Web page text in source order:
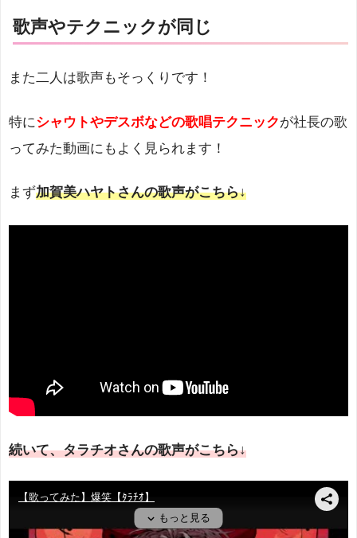
歌声やテクニックが同じ
また二人は歌声もそっくりです！
特にシャウトやデスボなどの歌唱テクニックが社長の歌
ってみた動画にもよく見られます！
まず加賀美ハヤトさんの歌声がこちら↓
続いて、タラチオさんの歌声がこちら↓